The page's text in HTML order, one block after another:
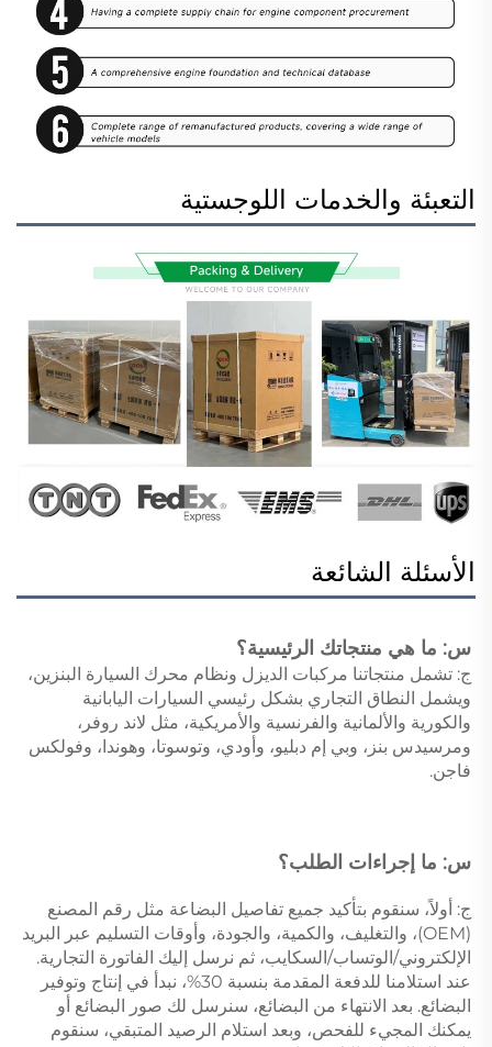
التعبئة والخدمات اللوجستية
الأسئلة الشائعة
س: ما هي منتجاتك الرئيسية؟
فاجن.
س: ما إجراءات الطلب؟